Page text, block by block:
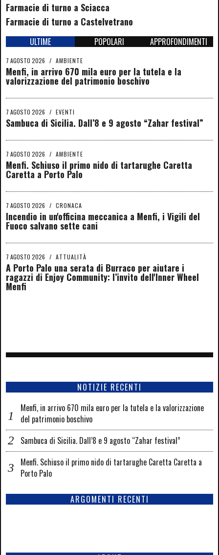
Farmacie di turno a Sciacca
Farmacie di turno a Castelvetrano
ULTIME POPOLARI APPROFONDIMENTI
7 AGOSTO 2026 / AMBIENTE
Menfi, in arrivo 670 mila euro per la tutela e la
valorizzazione del patrimonio boschivo
7 AGOSTO 2026 / EVENTI
Sambuca di Sicilia. Dall’8 e 9 agosto “Zahar festival”
7 AGOSTO 2026 / AMBIENTE
Menfi. Schiuso il primo nido di tartarughe Caretta
Caretta a Porto Palo
7 AGOSTO 2026 / CRONACA
Incendio in un'officina meccanica a Menfi, i Vigili del
Fuoco salvano sette cani
7 AGOSTO 2026 / ATTUALITÀ
A Porto Palo una serata di Burraco per aiutare i
ragazzi di Enjoy Community: l’invito dell'Inner Wheel
Menfi
NOTIZIE RECENTI
Menfi, in arrivo 670 mila euro per la tutela e la valorizzazione
del patrimonio boschivo
Sambuca di Sicilia. Dall’8 e 9 agosto “Zahar festival”
Menfi. Schiuso il primo nido di tartarughe Caretta Caretta a
Porto Palo
ARGOMENTI RECENTI